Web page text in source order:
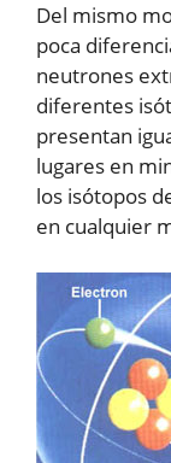
Del mismo
poca
neutrones
diferentes
presentan
lugares en
los isótopos
en cualquier